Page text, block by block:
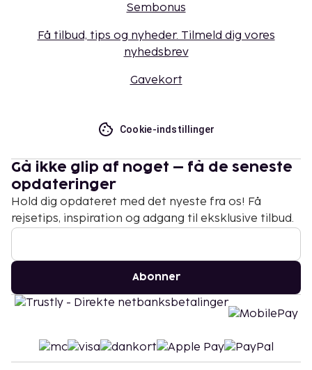
Sembonus
Få tilbud, tips og nyheder. Tilmeld dig vores
nyhedsbrev
Gavekort
Cookie-indstillinger
Gå ikke glip af noget – få de seneste
opdateringer
Hold dig opdateret med det nyeste fra os! Få
rejsetips, inspiration og adgang til eksklusive tilbud.
Abonner